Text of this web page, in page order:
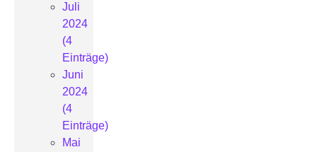
Juli
2024
(4
Einträge)
Juni
2024
(4
Einträge)
Mai